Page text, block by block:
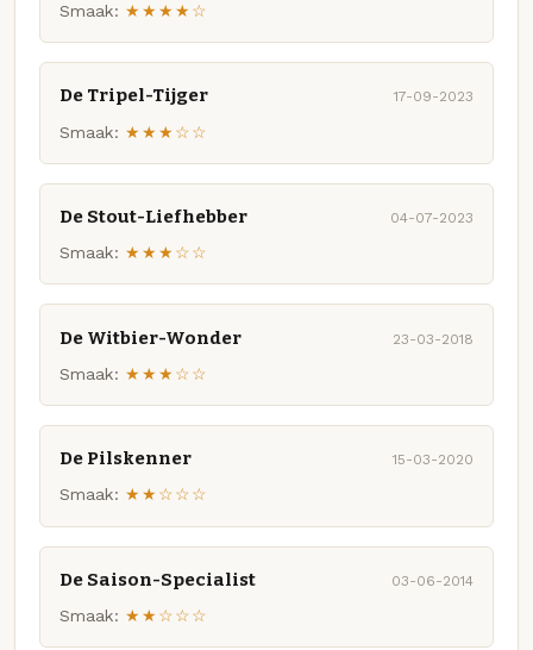
Smaak: ★★★★☆
De Tripel-Tijger 17-09-2023
Smaak: ★★★☆☆
De Stout-Liefhebber 04-07-2023
Smaak: ★★★☆☆
De Witbier-Wonder 23-03-2018
Smaak: ★★★☆☆
De Pilskenner 15-03-2020
Smaak: ★★☆☆☆
De Saison-Specialist 03-06-2014
Smaak: ★★☆☆☆